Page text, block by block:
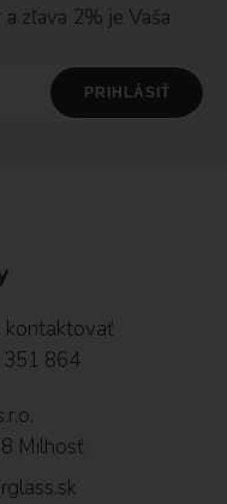
zľava 2% je Vaša
kontaktovať
864
Milhosť